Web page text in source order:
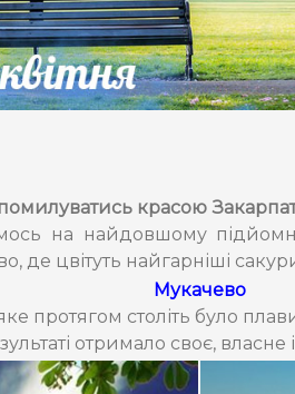
красою
на найдовшому
де цвітуть найгарніші
Мукачево
яке протягом століть було
отримало своє,